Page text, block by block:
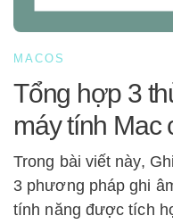
MACOS
Tổng hợp 3
máy tính Mac
Trong bài viết này,
3 phương pháp ghi
tính năng được tích